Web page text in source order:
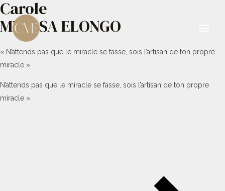
Aller
contenu
Carole
MBESSA ELONGO
« N’attends pas que le miracle se fasse, sois l’artisan de ton propre
miracle ».
N’attends pas que le miracle se fasse, sois l’artisan de ton propre
miracle ».